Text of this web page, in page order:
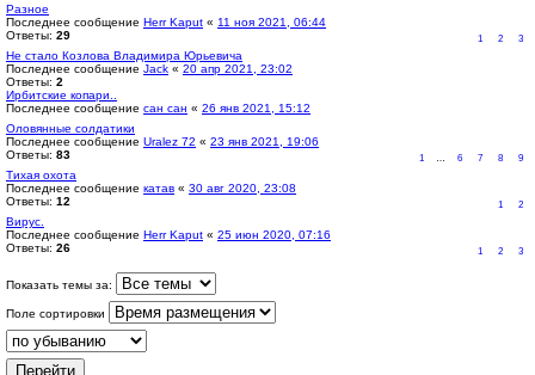
Разное
Последнее сообщение Herr Kaput « 11 ноя 2021, 06:44
Ответы: 29 1 2 3
Не стало Козлова Владимира Юрьевича
Последнее сообщение Jack « 20 апр 2021, 23:02
Ответы: 2
Ирбитские копари..
Последнее сообщение сан сан « 26 янв 2021, 15:12
Оловянные солдатики
Последнее сообщение Uralez 72 « 23 янв 2021, 19:06
Ответы: 83 1 6 7 8 9
Тихая охота
Последнее сообщение катав « 30 авг 2020, 23:08
Ответы: 12 1 2
Вирус.
Последнее сообщение Herr Kaput « 25 июн 2020, 07:16
Ответы: 26 1 2 3
Показать темы за:
Поле сортировки